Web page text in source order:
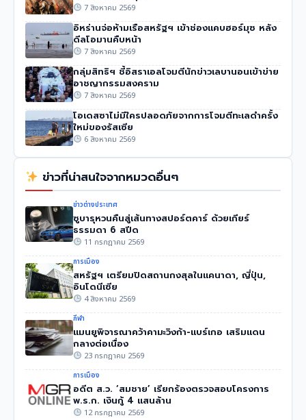
7 สิงหาคม 2569
อิหร่านจ่อห้ามเรือสหรัฐฯ เข้าช่องแคบฮอร์มุซ หลัง
ดีลโอมานคืบหน้า
7 สิงหาคม 2569
กลุ่มสิทธิฯ ชี้อิสราเอลโจมตีนักข่าวเลบานอนเข้าข่าย
อาชญากรรมสงคราม
7 สิงหาคม 2569
โอเดสซาไม่มีใครปลอดภัยจากการโจมตีทะเลดำครั้ง
ใหม่ของรัสเซีย
6 สิงหาคม 2569
ข่าวที่น่าสนใจจากหมวดอื่นๆ
ข่าวต่างประเทศ
ซูบารุหวนคืนสู่เส้นทางสปอร์ตคาร์ ด้วยเกียร์
ธรรมดา 6 สปีด
11 กรกฎาคม 2569
การเมือง
สหรัฐฯ เตรียมปิดสถานกงสุลในแคนาดา, ญี่ปุ่น,
อินโดนีเซีย
4 สิงหาคม 2569
กีฬา
แมนยูพิจารณาคว้าคามะวิงก้า-แบร์เกอ เสริมแดน
กลางต่อเนื่อง
23 กรกฎาคม 2569
การเมือง
อดีต ส.ว. ‘สมชาย’ เรียกร้องตรวจสอบโครงการ
พ.ร.ก. เงินกู้ 4 แสนล้าน
12 กรกฎาคม 2569